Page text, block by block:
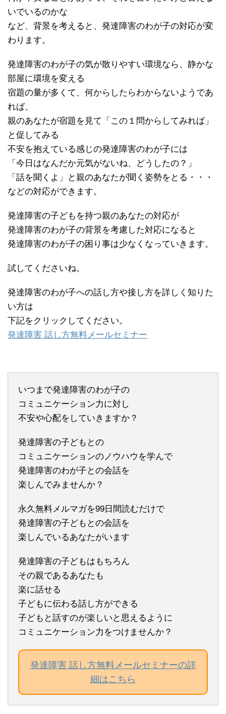
いでいるのかな
など、背景を考えると、発達障害のわが子の対応が変
わります。
発達障害のわが子の気が散りやすい環境なら、静かな
部屋に環境を変える
宿題の量が多くて、何からしたらわからないようであ
れば、
親のあなたが宿題を見て「この１問からしてみれば」
と促してみる
不安を抱えている感じの発達障害のわが子には
「今日はなんだか元気がないね、どうしたの？」
「話を聞くよ」と親のあなたが聞く姿勢をとる・・・
などの対応ができます。
発達障害の子どもを持つ親のあなたの対応が
発達障害のわが子の背景を考慮した対応になると
発達障害のわが子の困り事は少なくなっていきます。
試してくださいね。
発達障害のわが子への話し方や接し方を詳しく知りた
い方は
下記をクリックしてください。
発達障害 話し方無料メールセミナー
いつまで発達障害のわが子の
コミュニケーション力に対し
不安や心配をしていきますか？
発達障害の子どもとの
コミュニケーションのノウハウを学んで
発達障害のわが子との会話を
楽しんでみませんか？
永久無料メルマガを99日間読むだけで
発達障害の子どもとの会話を
楽しんでいるあなたがいます
発達障害の子どもはもちろん
その親であるあなたも
楽に話せる
子どもに伝わる話し方ができる
子どもと話すのが楽しいと思えるように
コミュニケーション力をつけませんか？
発達障害 話し方無料メールセミナーの詳
細はこちら